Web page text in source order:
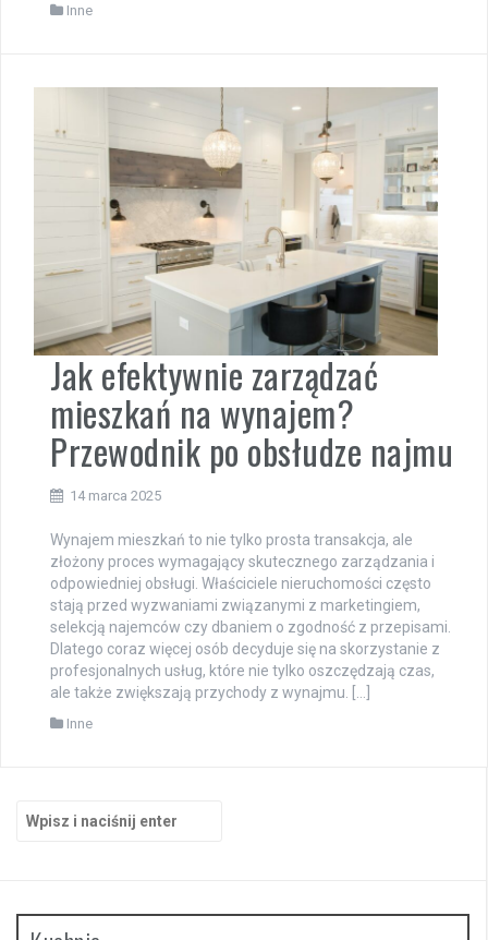
Inne
Jak efektywnie zarządzać
mieszkań na wynajem?
Przewodnik po obsłudze najmu
14 marca 2025
Wynajem mieszkań to nie tylko prosta transakcja, ale
złożony proces wymagający skutecznego zarządzania i
odpowiedniej obsługi. Właściciele nieruchomości często
stają przed wyzwaniami związanymi z marketingiem,
selekcją najemców czy dbaniem o zgodność z przepisami.
Dlatego coraz więcej osób decyduje się na skorzystanie z
profesjonalnych usług, które nie tylko oszczędzają czas,
ale także zwiększają przychody z wynajmu. […]
Inne